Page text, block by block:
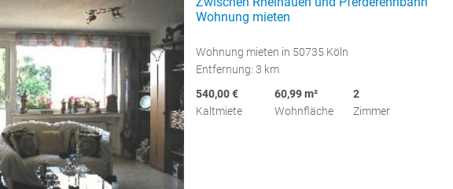
Wohnung mieten
Wohnung mieten in 50735 Köln
Entfernung: 3 km
540,00 €
Kaltmiete
60,99 m²
Wohnfläche
2
Zimmer